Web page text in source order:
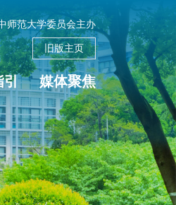
师范大学委员会主办
旧版主页
引 媒体聚焦